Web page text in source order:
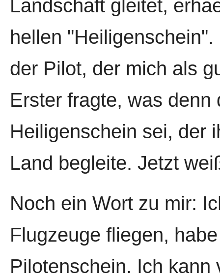
Landschaft gleitet,
hellen
der Pilot, der mich als
Erster fragte, was denn
Heiligenschein sei, der
Land begleite. Jetzt
Noch ein Wort zu mir:
Flugzeuge fliegen,
Pilotenschein. Ich kann